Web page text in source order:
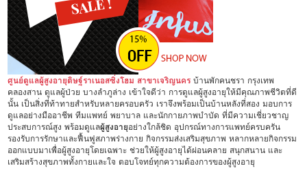
ศูนย์ดูแลผู้สูงอายุดิษฐ์ราเนอสซิ่งโฮม สาขาเจริญนครบ้านพักคนชรา กรุงเทพ
คลองสาน ดูแลผู้ป่วย บางลำภูล่าง เข้าใจดีว่า การดูแลผู้สูงอายุให้มีคุณภาพชีวิตที่ดี
นั้น เป็นสิ่งที่ท้าทายสำหรับหลายครอบครัว เราจึงพร้อมเป็นบ้านหลังที่สอง มอบการ
ดูแลอย่างมืออาชีพ ทีมแพทย์ พยาบาล และนักกายภาพบำบัด ที่มีความเชี่ยวชาญ
ประสบการณ์สูง พร้อมดูแลผู้สูงอายุอย่างใกล้ชิด อุปกรณ์ทางการแพทย์ครบครัน
รองรับการรักษาและฟื้นฟูสภาพร่างกาย กิจกรรมส่งเสริมสุขภาพ หลากหลายกิจกรรม
ออกแบบมาเพื่อผู้สูงอายุโดยเฉพาะ ช่วยให้ผู้สูงอายุได้ผ่อนคลาย สนุกสนาน และ
เสริมสร้างสุขภาพทั้งกายและใจ ตอบโจทย์ทุกความต้องการของผู้สูงอายุ